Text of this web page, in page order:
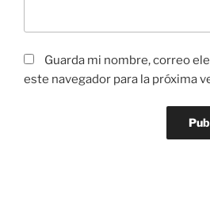
Guarda mi nombre, correo
este navegador para la próxima